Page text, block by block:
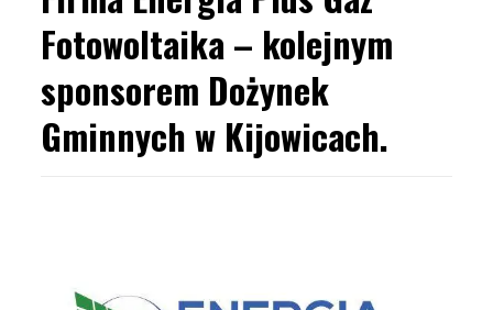
Fotowoltaika – kolejnym
sponsorem Dożynek
Gminnych w Kijowicach.